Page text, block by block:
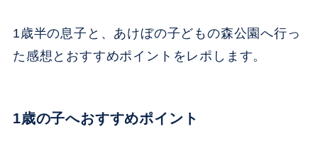
1歳半の息子と、あけぼの子どもの森公園へ行っ
た感想とおすすめポイントをレポします。
1歳の子へおすすめポイント